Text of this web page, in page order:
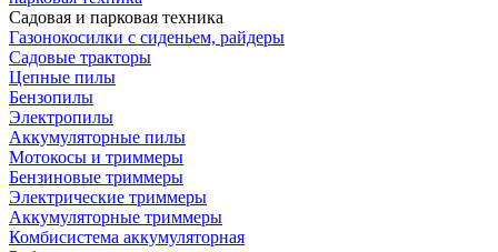
Садовая и парковая техника
Газонокосилки с сиденьем, райдеры
Садовые тракторы
Цепные пилы
Бензопилы
Электропилы
Аккумуляторные пилы
Мотокосы и триммеры
Бензиновые триммеры
Электрические триммеры
Аккумуляторные триммеры
Комбисистема аккумуляторная